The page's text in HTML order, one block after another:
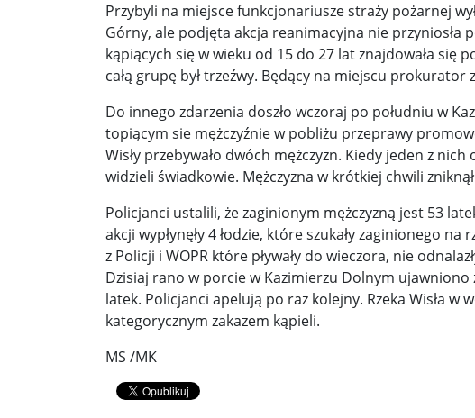
Karol Nawrocki zakończył prace nad strukturą kance ...
Donald Trump żąda porozumienia, które zakończy woj ...
Sławomir Mentzen: Migracja legalna również jest pr ...
Dni Konia Arabskiego 2025 – pasja, tradycja i przy ...
Zełenski chciał rozmawiać z Nawrockim. Ukraina lic ...
Powstanie to nie jest zamknięta karta historii ...
Walka z okupantem, walka z ogniem ... Ratunek wśród
Zaproszenie. Spacer z historią: „Warszawa śladami ...
Leszek Miller wieszczy koniec Polski 2050. „Szymon ...
Przybyli na miejsce funkcjonariusze straży pożarnej
Górny, ale podjęta akcja reanimacyjna nie przyniosła
kąpiących się w wieku od 15 do 27 lat znajdowała się
całą grupę był trzeźwy. Będący na miejscu prokurator
Do innego zdarzenia doszło wczoraj po południu w
topiącym sie mężczyźnie w pobliżu przeprawy
Wisły przebywało dwóch mężczyzn. Kiedy jeden z
widzieli świadkowie. Mężczyzna w krótkiej chwili
Policjanci ustalili, że zaginionym mężczyzną jest 53
akcji wypłynęły 4 łodzie, które szukały zaginionego na
z Policji i WOPR które pływały do wieczora, nie
Dzisiaj rano w porcie w Kazimierzu Dolnym
latek. Policjanci apelują po raz kolejny. Rzeka Wisła
kategorycznym zakazem kąpieli.
MS /MK